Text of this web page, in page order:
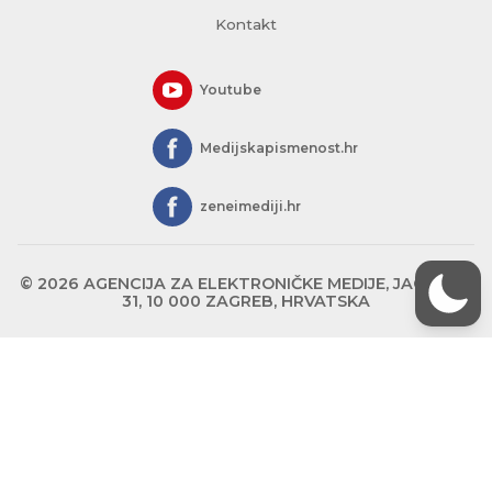
Kontakt
Youtube
Medijskapismenost.hr
zeneimediji.hr
© 2026 AGENCIJA ZA ELEKTRONIČKE MEDIJE, JAGIĆEVA
31, 10 000 ZAGREB, HRVATSKA